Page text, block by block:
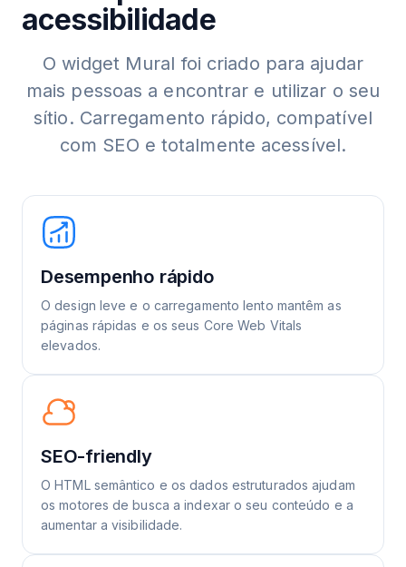
acessibilidade
O widget Mural foi criado para ajudar
mais pessoas a encontrar e utilizar o seu
sítio. Carregamento rápido, compatível
com SEO e totalmente acessível.
Desempenho rápido
O design leve e o carregamento lento mantêm as
páginas rápidas e os seus Core Web Vitals
elevados.
SEO-friendly
O HTML semântico e os dados estruturados ajudam
os motores de busca a indexar o seu conteúdo e a
aumentar a visibilidade.